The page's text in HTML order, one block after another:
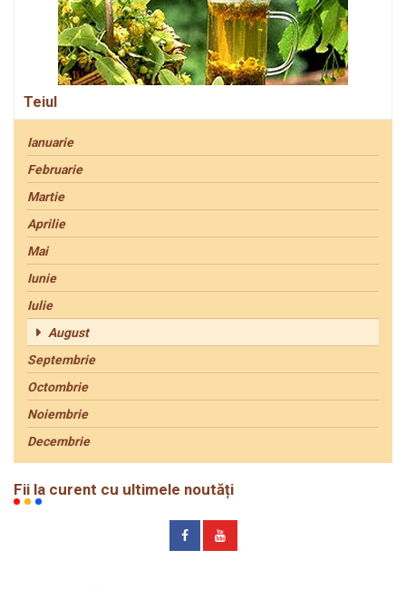
Teiul
Ianuarie
Februarie
Martie
Aprilie
Mai
Iunie
Iulie
August
Septembrie
Octombrie
Noiembrie
Decembrie
Fii la curent cu ultimele noutăți